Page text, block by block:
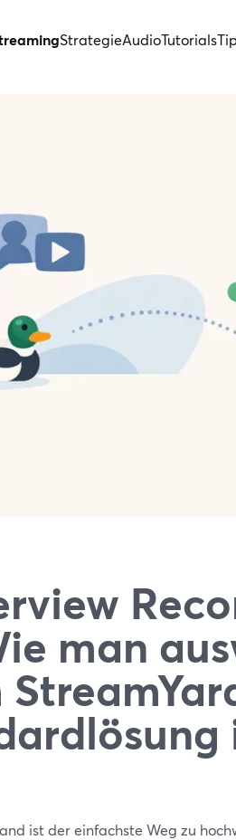
StrategieAudioTutorials
man
ist der einfachste Weg zu